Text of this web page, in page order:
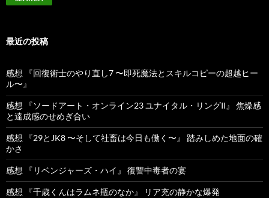
最近の投稿
感想 『回復術士のやり直し7 〜即死魔法とスキルコピーの超越ヒー
ル〜』
感想 『ソードアート・オンライン23 ユナイタル・リングII』 焦燥感
と達成感のせめぎ合い
感想 『29とJK8 〜そして社畜は今日も働く〜』 踏みしめた地面の確
かさ
感想 『リベンジャーズ・ハイ』 復讐中毒者の宴
感想 『千歳くんはラムネ瓶のなか』 リア充の静かな爆発